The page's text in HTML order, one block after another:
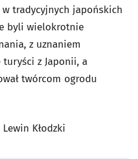
tradycyjnych japońskich
byli wielokrotnie
z uznaniem
z Japonii, a
twórcom ogrodu
Kłodzki